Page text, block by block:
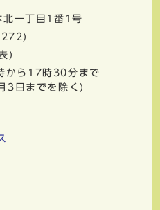
北一丁目1番1号
)
から17時30分まで
3日までを除く)